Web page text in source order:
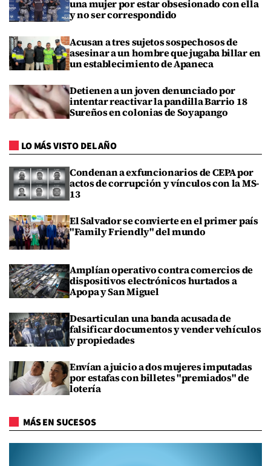
una mujer por estar obsesionado con ella
y no ser correspondido
Acusan a tres sujetos sospechosos de
asesinar a un hombre que jugaba billar en
un establecimiento de Apaneca
Detienen a un joven denunciado por
intentar reactivar la pandilla Barrio 18
Sureños en colonias de Soyapango
LO MÁS VISTO DEL AÑO
Condenan a exfuncionarios de CEPA por
actos de corrupción y vínculos con la MS-
13
El Salvador se convierte en el primer país
"Family Friendly" del mundo
Amplían operativo contra comercios de
dispositivos electrónicos hurtados a
Apopa y San Miguel
Desarticulan una banda acusada de
falsificar documentos y vender vehículos
y propiedades
Envían a juicio a dos mujeres imputadas
por estafas con billetes "premiados" de
lotería
MÁS EN SUCESOS